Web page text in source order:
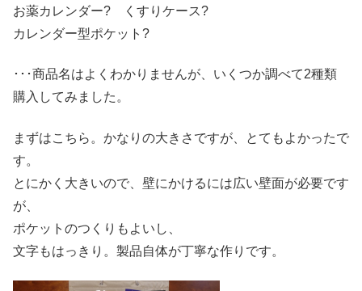
お薬カレンダー? くすりケース?
カレンダー型ポケット?
･･･商品名はよくわかりませんが、いくつか調べて2種類
購入してみました。
まずはこちら。かなりの大きさですが、とてもよかったで
す。
とにかく大きいので、壁にかけるには広い壁面が必要です
が、
ポケットのつくりもよいし、
文字もはっきり。製品自体が丁寧な作りです。